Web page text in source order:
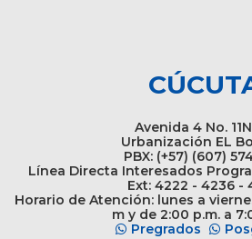
Avenida 4 No.
Urbanización EL
PBX: (+57) (607)
Línea Directa Interesados
Ext: 4222 - 4236 -
Horario de Atención: lunes a
m y de 2:00 p.m. a
Pregrados